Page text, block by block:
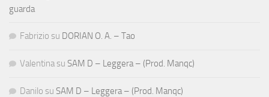
guarda
Fabrizio su DORIAN O. A. – Tao
Valentina su SAM D – Leggera – (Prod. Manqc)
Danilo su SAM D – Leggera – (Prod. Manqc)